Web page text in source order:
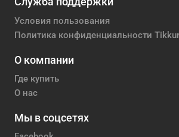
Условия пользования
Политика конфиденциальности
О компании
Где купить
О нас
Мы в соцсетях